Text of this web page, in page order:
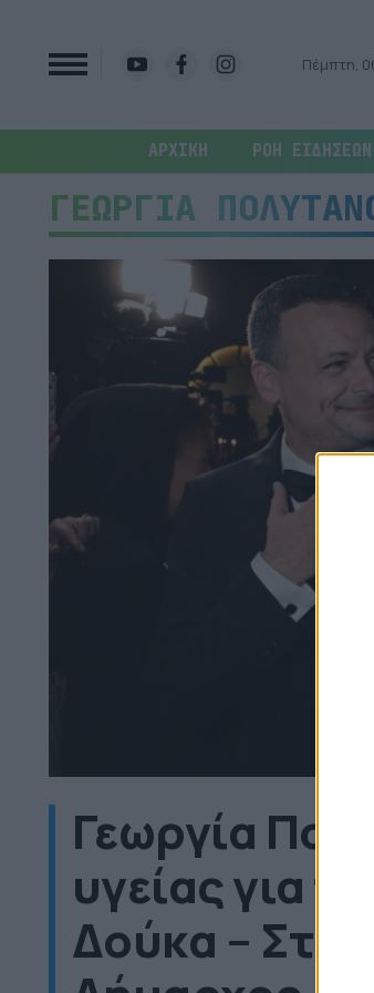
Πέμπτη,
ΑΡΧΙΚΗ ΡΟΗ ΕΙΔΗΣΕΩΝ
ΓΕΩΡΓΙΑ
Γεωργία
υγείας για
Δούκα – Στο